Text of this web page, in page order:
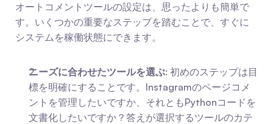
オートコメントツールの設定は、思ったよりも簡単で
す。いくつかの重要なステップを踏むことで、すぐに
システムを稼働状態にできます。
ニーズに合わせたツールを選ぶ: 初めのステップは目
標を明確にすることです。Instagramのページコメ
ントを管理したいですか、それともPythonコードを
文書化したいですか？答えが選択するツールのカテ